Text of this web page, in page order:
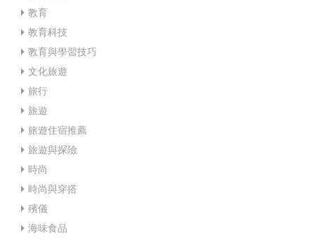
教育
教育科技
教育與學習技巧
文化旅遊
旅行
旅遊
旅遊住宿推薦
旅遊與探險
時尚
時尚與穿搭
殯儀
海味食品